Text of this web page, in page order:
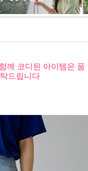
께 코디된 아이템은 품
드립니다